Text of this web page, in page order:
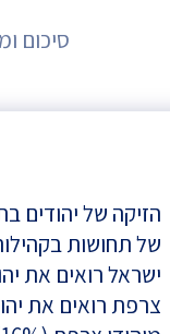
סיכום
הזיקה של יהודים
של תחושות
ישראל רואים את
צרפת רואים את